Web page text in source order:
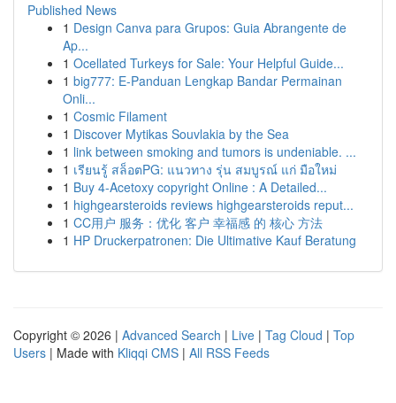
Published News
1 Design Canva para Grupos: Guia Abrangente de
Ap...
1 Ocellated Turkeys for Sale: Your Helpful Guide...
1 big777: E-Panduan Lengkap Bandar Permainan
Onli...
1 Cosmic Filament
1 Discover Mytikas Souvlakia by the Sea
1 link between smoking and tumors is undeniable. ...
1 เรียนรู้ สล็อตPG: แนวทาง รุ่น สมบูรณ์ แก่ มือใหม่
1 Buy 4-Acetoxy copyright Online : A Detailed...
1 highgearsteroids reviews highgearsteroids reput...
1 CC用户 服务：优化 客户 幸福感 的 核心 方法
1 HP Druckerpatronen: Die Ultimative Kauf Beratung
Copyright © 2026 | Advanced Search | Live | Tag Cloud | Top
Users | Made with Kliqqi CMS | All RSS Feeds